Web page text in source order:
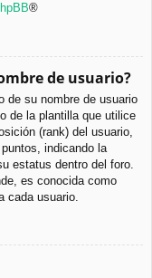
®
de usuario?
de su nombre de usuario
de la plantilla que utilice
(rank) del usuario,
indicando la
estatus dentro del foro.
es conocida como
cada usuario.